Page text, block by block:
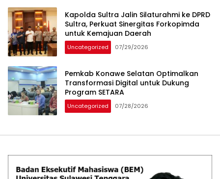
Kapolda Sultra Jalin Silaturahmi ke DPRD
Sultra, Perkuat Sinergitas Forkopimda
untuk Kemajuan Daerah
Uncategorized 07/29/2026
Pemkab Konawe Selatan Optimalkan
Transformasi Digital untuk Dukung
Program SETARA
Uncategorized 07/28/2026